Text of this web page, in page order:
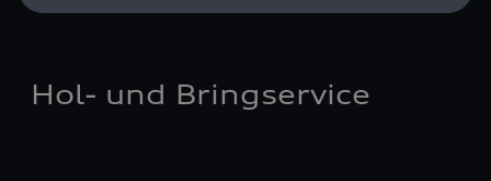
Hol- und Bringservice